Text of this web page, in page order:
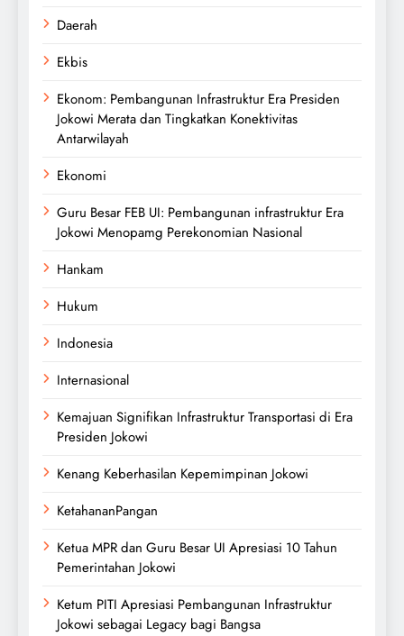
Daerah
Ekbis
Ekonom: Pembangunan Infrastruktur Era Presiden
Jokowi Merata dan Tingkatkan Konektivitas
Antarwilayah
Ekonomi
Guru Besar FEB UI: Pembangunan infrastruktur Era
Jokowi Menopamg Perekonomian Nasional
Hankam
Hukum
Indonesia
Internasional
Kemajuan Signifikan Infrastruktur Transportasi di Era
Presiden Jokowi
Kenang Keberhasilan Kepemimpinan Jokowi
KetahananPangan
Ketua MPR dan Guru Besar UI Apresiasi 10 Tahun
Pemerintahan Jokowi
Ketum PITI Apresiasi Pembangunan Infrastruktur
Jokowi sebagai Legacy bagi Bangsa